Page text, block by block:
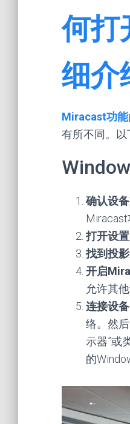
何打
细介
Miracast功能
有所不同。
确认设
打开设置
找到投
开启
允许其
连接设备
络。然
示器”或
的